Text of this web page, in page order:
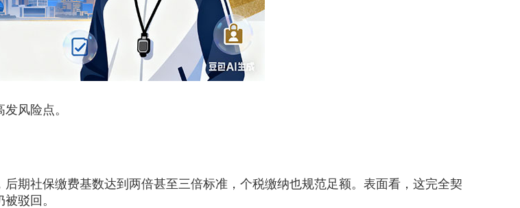
风险点。
社保缴费基数达到两倍甚至三倍标准，个税缴纳也规范足额。表面看，这完全契
驳回。